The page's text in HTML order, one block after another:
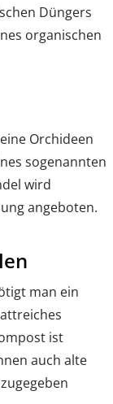
Düngers
organischen
Orchideen
sogenannten
wird
angeboten.
man ein
ist
auch alte